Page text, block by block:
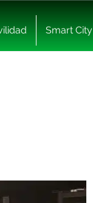
Smart City